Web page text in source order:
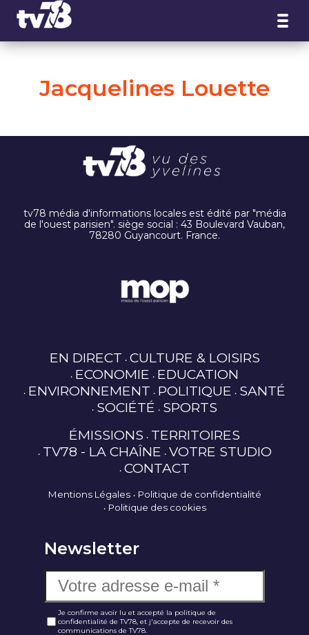
Jacquelines Louette
tv78 média d'informations locales est édité par "média
de l'ouest parisien". siège social : 43 Boulevard Vauban,
78280 Guyancourt. France.
EN DIRECT CULTURE & LOISIRS
ECONOMIE EDUCATION
ENVIRONNEMENT POLITIQUE SANTÉ
SOCIÉTÉ SPORTS
ÉMISSIONS TERRITOIRES
TV78 - LA CHAÎNE VOTRE STUDIO
CONTACT
Mentions Légales
Politique de confidentialité
Politique des cookies
Newsletter
Je confirme avoir lu et accepté la politique de
confidentialité de TV78, et j'accepte de recevoir des
communications de TV78.
Panneau de gestion des cookies